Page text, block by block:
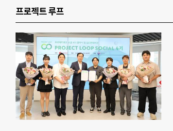
프로젝트 루프